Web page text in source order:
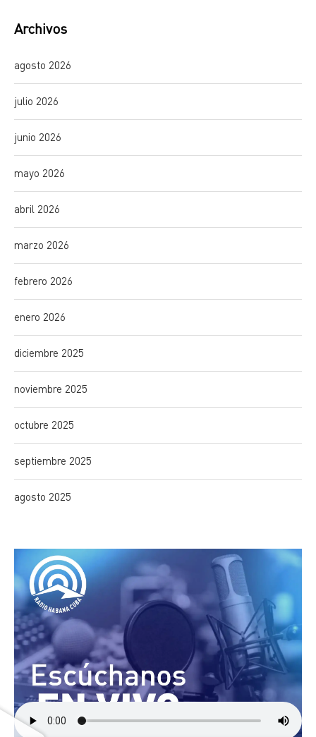
Archivos
agosto 2026
julio 2026
junio 2026
mayo 2026
abril 2026
marzo 2026
febrero 2026
enero 2026
diciembre 2025
noviembre 2025
octubre 2025
septiembre 2025
agosto 2025